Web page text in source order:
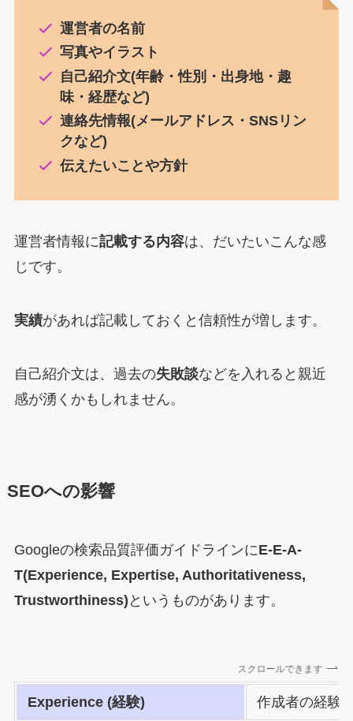
運営者の名前
写真やイラスト
自己紹介文(年齢・性別・出身地・趣
味・経歴など)
連絡先情報(メールアドレス・SNSリン
クなど)
伝えたいことや方針
運営者情報に記載する内容は、だいたいこんな感
じです。
実績があれば記載しておくと信頼性が増します。
自己紹介文は、過去の失敗談などを入れると親近
感が湧くかもしれません。
SEOへの影響
Googleの検索品質評価ガイドラインにE-E-A-
T(Experience, Expertise, Authoritativeness,
Trustworthiness) というものがあります。
スクロールできます
Experience (経験) 作成者の経験